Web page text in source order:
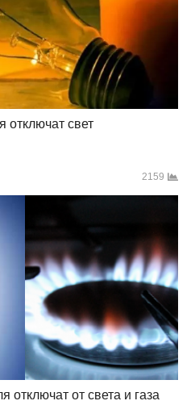
отключат свет
2159
отключат от света и газа